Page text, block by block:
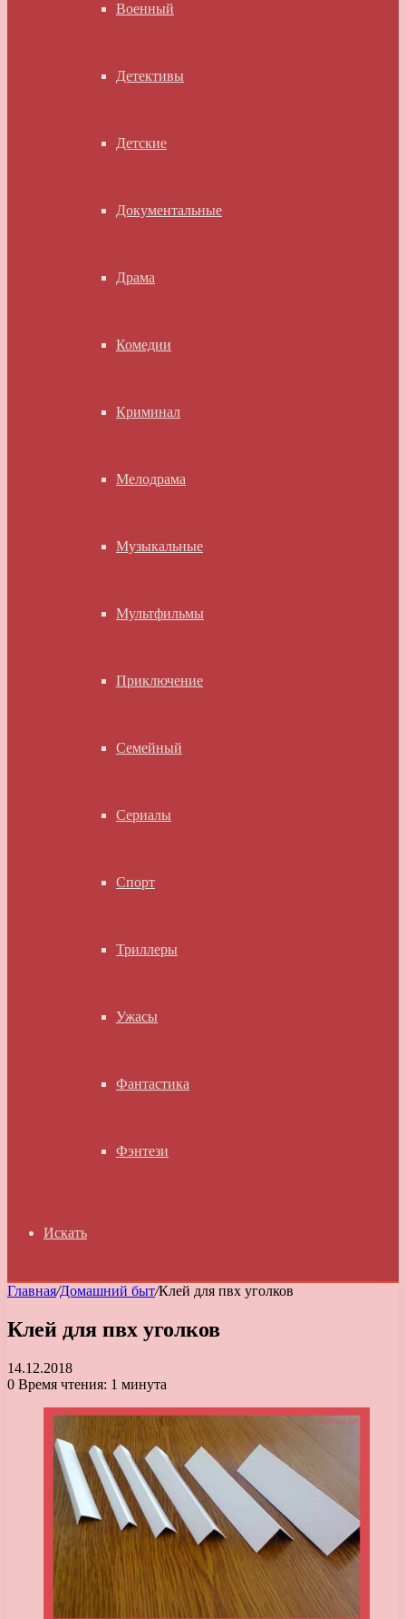
Военный
Детективы
Детские
Документальные
Драма
Комедии
Криминал
Мелодрама
Музыкальные
Мультфильмы
Приключение
Семейный
Сериалы
Спорт
Триллеры
Ужасы
Фантастика
Фэнтези
Искать
Главная/Домашний быт/Клей для пвх уголков
Клей для пвх уголков
14.12.2018
0 Время чтения: 1 минута